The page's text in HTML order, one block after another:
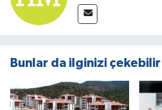
Bunlar da ilginizi çekebilir